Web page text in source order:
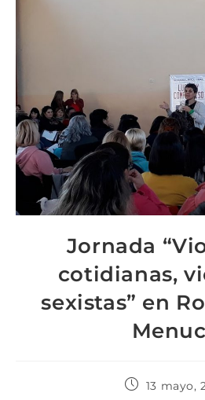
Jornada
cotidianas,
sexistas” en
13 mayo,